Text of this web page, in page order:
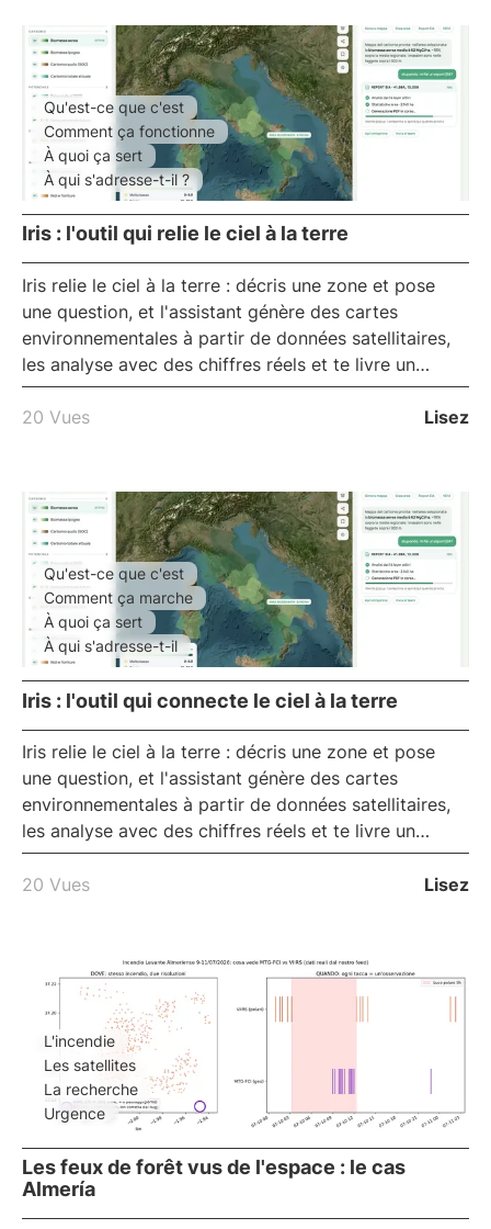
Qu'est-ce que c'est
Comment ça fonctionne
À quoi ça sert
À qui s'adresse-t-il ?
Iris : l'outil qui relie le ciel à la terre
Iris relie le ciel à la terre : décris une zone et pose
une question, et l'assistant génère des cartes
environnementales à partir de données satellitaires,
les analyse avec des chiffres réels et te livre un
rapport prêt à l'emploi, le tout dans le navigateur.
C'est le
d'iLoveNatura, pour lire
20 Vues Lisez
Qu'est-ce que c'est
Comment ça marche
À quoi ça sert
À qui s'adresse-t-il
Iris : l'outil qui connecte le ciel à la terre
Iris relie le ciel à la terre : décris une zone et pose
une question, et l'assistant génère des cartes
environnementales à partir de données satellitaires,
les analyse avec des chiffres réels et te livre un
rapport prêt à l'emploi, le tout dans le navigateur.
C'est le
d'iLoveNatura, pour lire
20 Vues Lisez
L'incendie
Les satellites
La recherche
Urgence
Les feux de forêt vus de l'espace : le cas
Almería